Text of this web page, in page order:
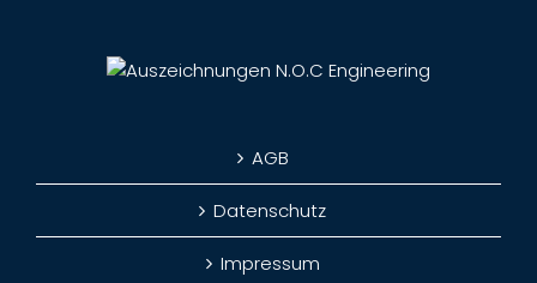
AGB
Datenschutz
Impressum